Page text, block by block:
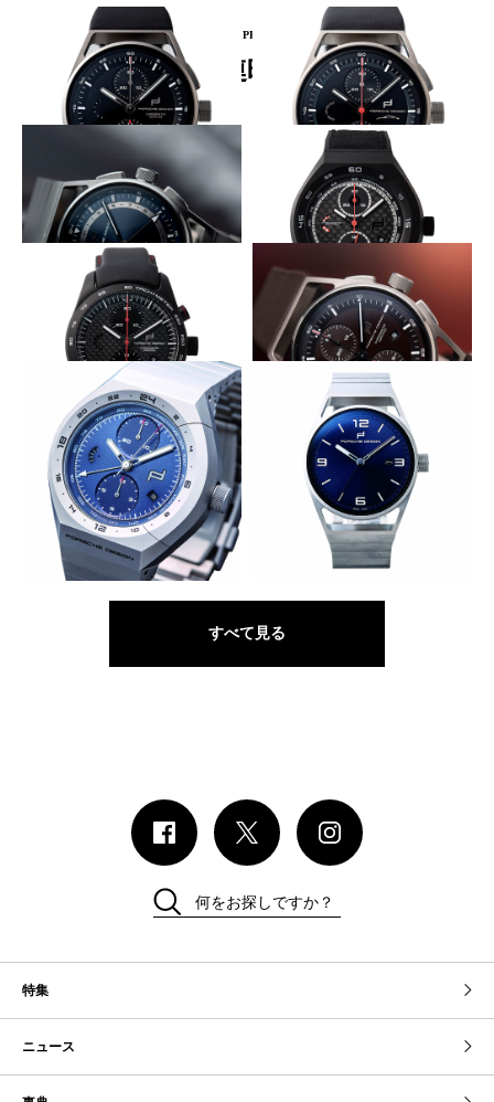
PICKUP PRODUCT
関連時計
9時位置で回るディスク
1919 クロノタイマー フライバ
ック
7750搭載限定クロノ
PORSCHE DESIGN
911 クロノグラフ タイムレス
マシーン
COSCの精度で世界を旅する
PORSCHE DESIGN
1919 グローブタイマー UTC
PORSCHE DESIGN
モノブロック アクチュエイタ
ー フライバック
精悍なフルブラック
PORSCHE DESIGN
クロノタイマー フライバック
ブラウンに映える高精度フライバッ
PORSCHE DESIGN
1919 フライバック
一塊のごときクロノを造作
PORSCHE DESIGN
モノブロック アクチュエイタ
バウハウスのエスプリ
PORSCHE DESIGN
1919 デイトタイマー
すべて見る
特集
ニュース
何をお探しですか？